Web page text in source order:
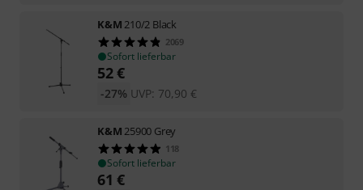
K&M 210/2 Black
2069
Sofort lieferbar
52€
UVP: 70,90 €
-27%
K&M 25900 Grey
118
Sofort lieferbar
61 €